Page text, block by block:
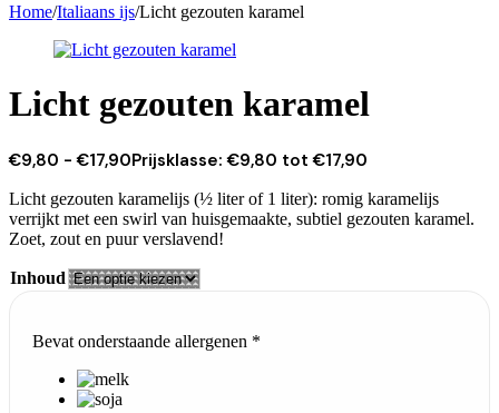
Home/Italiaans ijs/Licht gezouten karamel
Licht gezouten karamel
€9,80 - €17,90Prijsklasse: €9,80 tot €17,90
Licht gezouten karamelijs (½ liter of 1 liter): romig karamelijs
verrijkt met een swirl van huisgemaakte, subtiel gezouten karamel.
Zoet, zout en puur verslavend!
Inhoud
Bevat onderstaande allergenen *